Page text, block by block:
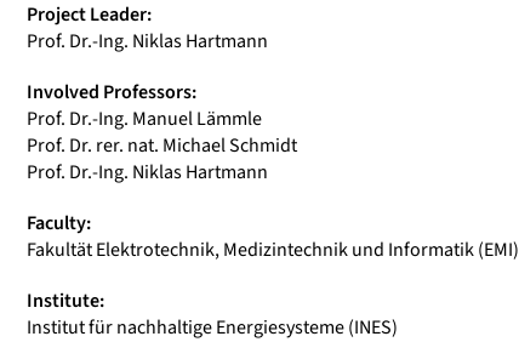
Project Leader:
Prof. Dr.-Ing. Niklas Hartmann
Involved Professors:
Prof. Dr.-Ing. Manuel Lämmle
Prof. Dr. rer. nat. Michael Schmidt
Prof. Dr.-Ing. Niklas Hartmann
Faculty:
Fakultät Elektrotechnik, Medizintechnik und Informatik (EMI)
Institute:
Institut für nachhaltige Energiesysteme (INES)